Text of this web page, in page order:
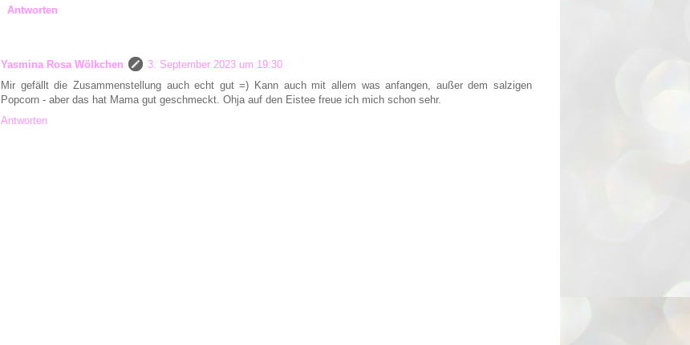
Antworten
Yasmina Rosa Wölkchen
3. September 2023 um 19:30
Mir gefällt die Zusammenstellung auch echt gut =) Kann auch mit allem was anfangen, außer dem salzigen
Popcorn - aber das hat Mama gut geschmeckt. Ohja auf den Eistee freue ich mich schon sehr.
Antworten